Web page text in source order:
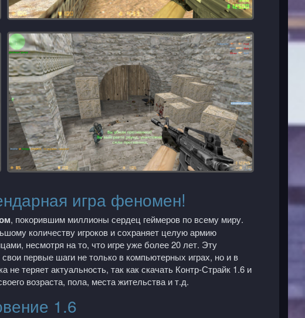
игра феномен!
, покорившим миллионы сердец геймеров по всему миру.
количеству игроков и сохраняет целую армию
несмотря на то, что игре уже более 20 лет. Эту
первые шаги не только в компьютерных играх, но и в
теряет актуальность, так как скачать Контр-Страйк 1.6 и
возраста, пола, места жительства и т.д.
1.6